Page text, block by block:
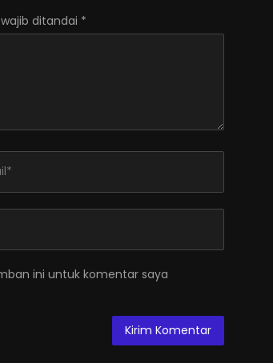
ditandai *
ini untuk komentar saya